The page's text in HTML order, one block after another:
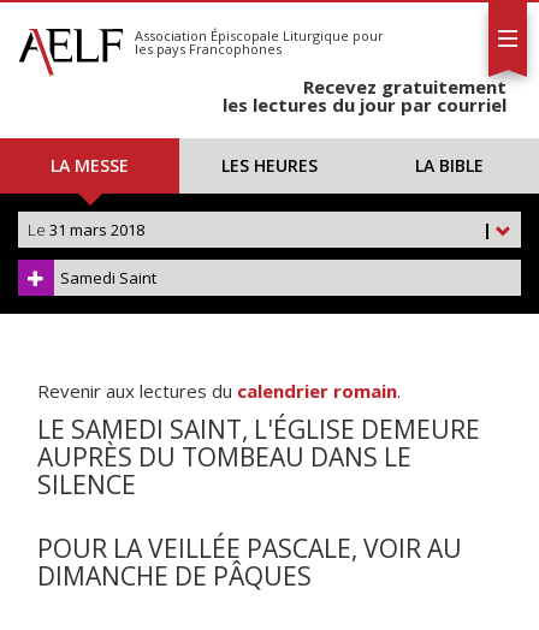
S'abonner
Calendrier
Association Épiscopale Liturgique pour
les pays Francophones
Recevez gratuitement
les lectures du jour par courriel
LA MESSE LES HEURES LA BIBLE
|
Le 31 mars 2018
Samedi Saint
Revenir aux lectures du calendrier romain.
LE SAMEDI SAINT, L'ÉGLISE DEMEURE
AUPRÈS DU TOMBEAU DANS LE
SILENCE
POUR LA VEILLÉE PASCALE, VOIR AU
DIMANCHE DE PÂQUES